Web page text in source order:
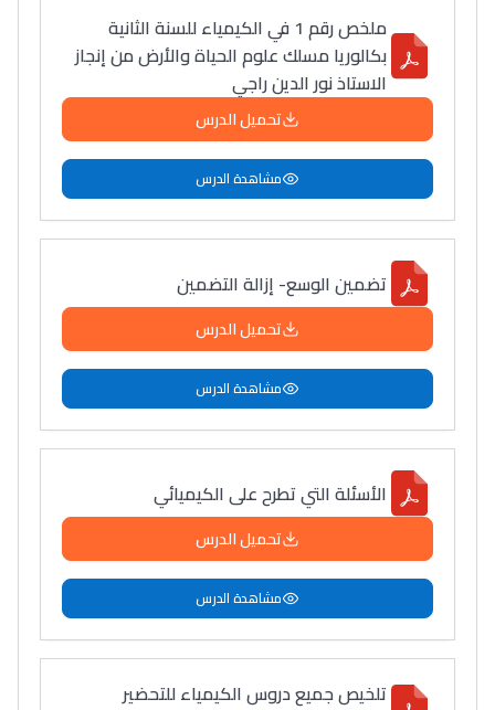
ملخص رقم 1 في الكيمياء للسنة الثانية
بكالوريا مسلك علوم الحياة والأرض من إنجاز
الاستاذ نور الدين راجي
تحميل الدرس
مشاهدة الدرس
تضمين الوسع- إزالة التضمين
تحميل الدرس
مشاهدة الدرس
الأسئلة التي تطرح على الكيميائي
تحميل الدرس
مشاهدة الدرس
تلخيص جميع دروس الكيمياء للتحضير